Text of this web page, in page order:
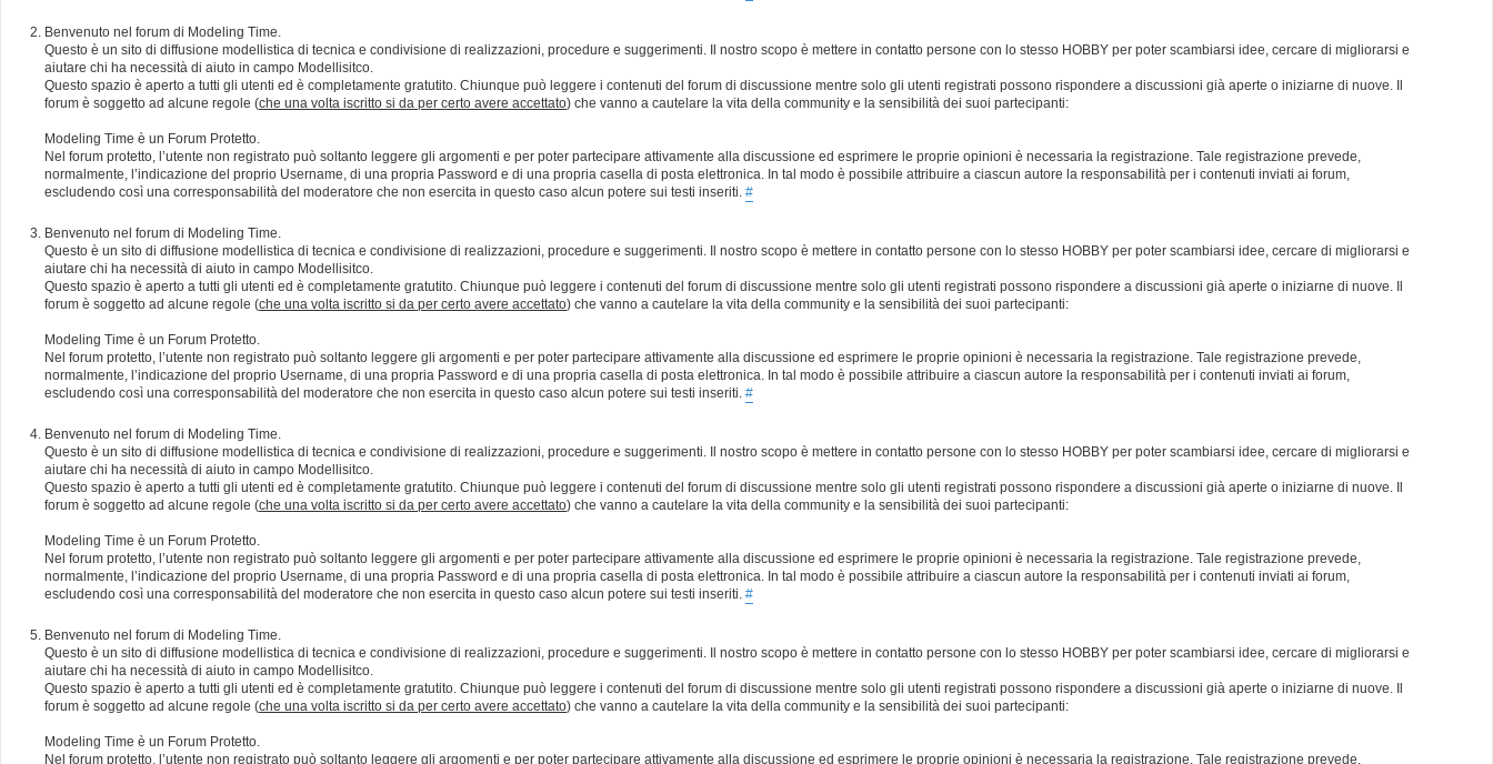
Benvenuto nel forum di Modeling Time.
Questo è un sito di diffusione modellistica di tecnica e condivisione di realizzazioni, procedure e suggerimenti. Il nostro scopo è mettere in contatto persone con lo stesso HOBBY per poter scambiarsi idee, cercare di migliorarsi e
aiutare chi ha necessità di aiuto in campo Modellisitco.
Questo spazio è aperto a tutti gli utenti ed è completamente gratutito. Chiunque può leggere i contenuti del forum di discussione mentre solo gli utenti registrati possono rispondere a discussioni già aperte o iniziarne di nuove. Il
forum è soggetto ad alcune regole (che una volta iscritto si da per certo avere accettato) che vanno a cautelare la vita della community e la sensibilità dei suoi partecipanti:
Modeling Time è un Forum Protetto.
Nel forum protetto, l’utente non registrato può soltanto leggere gli argomenti e per poter partecipare attivamente alla discussione ed esprimere le proprie opinioni è necessaria la registrazione. Tale registrazione prevede,
normalmente, l’indicazione del proprio Username, di una propria Password e di una propria casella di posta elettronica. In tal modo è possibile attribuire a ciascun autore la responsabilità per i contenuti inviati ai forum,
escludendo così una corresponsabilità del moderatore che non esercita in questo caso alcun potere sui testi inseriti. #
Benvenuto nel forum di Modeling Time.
Questo è un sito di diffusione modellistica di tecnica e condivisione di realizzazioni, procedure e suggerimenti. Il nostro scopo è mettere in contatto persone con lo stesso HOBBY per poter scambiarsi idee, cercare di migliorarsi e
aiutare chi ha necessità di aiuto in campo Modellisitco.
Questo spazio è aperto a tutti gli utenti ed è completamente gratutito. Chiunque può leggere i contenuti del forum di discussione mentre solo gli utenti registrati possono rispondere a discussioni già aperte o iniziarne di nuove. Il
forum è soggetto ad alcune regole (che una volta iscritto si da per certo avere accettato) che vanno a cautelare la vita della community e la sensibilità dei suoi partecipanti:
Modeling Time è un Forum Protetto.
Nel forum protetto, l’utente non registrato può soltanto leggere gli argomenti e per poter partecipare attivamente alla discussione ed esprimere le proprie opinioni è necessaria la registrazione. Tale registrazione prevede,
normalmente, l’indicazione del proprio Username, di una propria Password e di una propria casella di posta elettronica. In tal modo è possibile attribuire a ciascun autore la responsabilità per i contenuti inviati ai forum,
escludendo così una corresponsabilità del moderatore che non esercita in questo caso alcun potere sui testi inseriti. #
Benvenuto nel forum di Modeling Time.
Questo è un sito di diffusione modellistica di tecnica e condivisione di realizzazioni, procedure e suggerimenti. Il nostro scopo è mettere in contatto persone con lo stesso HOBBY per poter scambiarsi idee, cercare di migliorarsi e
aiutare chi ha necessità di aiuto in campo Modellisitco.
Questo spazio è aperto a tutti gli utenti ed è completamente gratutito. Chiunque può leggere i contenuti del forum di discussione mentre solo gli utenti registrati possono rispondere a discussioni già aperte o iniziarne di nuove. Il
forum è soggetto ad alcune regole (che una volta iscritto si da per certo avere accettato) che vanno a cautelare la vita della community e la sensibilità dei suoi partecipanti:
Modeling Time è un Forum Protetto.
Nel forum protetto, l’utente non registrato può soltanto leggere gli argomenti e per poter partecipare attivamente alla discussione ed esprimere le proprie opinioni è necessaria la registrazione. Tale registrazione prevede,
normalmente, l’indicazione del proprio Username, di una propria Password e di una propria casella di posta elettronica. In tal modo è possibile attribuire a ciascun autore la responsabilità per i contenuti inviati ai forum,
escludendo così una corresponsabilità del moderatore che non esercita in questo caso alcun potere sui testi inseriti. #
Benvenuto nel forum di Modeling Time.
Questo è un sito di diffusione modellistica di tecnica e condivisione di realizzazioni, procedure e suggerimenti. Il nostro scopo è mettere in contatto persone con lo stesso HOBBY per poter scambiarsi idee, cercare di migliorarsi e
aiutare chi ha necessità di aiuto in campo Modellisitco.
Questo spazio è aperto a tutti gli utenti ed è completamente gratutito. Chiunque può leggere i contenuti del forum di discussione mentre solo gli utenti registrati possono rispondere a discussioni già aperte o iniziarne di nuove. Il
forum è soggetto ad alcune regole (che una volta iscritto si da per certo avere accettato) che vanno a cautelare la vita della community e la sensibilità dei suoi partecipanti:
Modeling Time è un Forum Protetto.
Nel forum protetto, l’utente non registrato può soltanto leggere gli argomenti e per poter partecipare attivamente alla discussione ed esprimere le proprie opinioni è necessaria la registrazione. Tale registrazione prevede,